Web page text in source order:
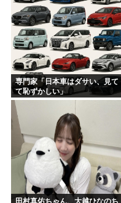
専門家「日本車はダサい、見て
て恥ずかしい」
田村真佑ちゃん、大越ひなのち